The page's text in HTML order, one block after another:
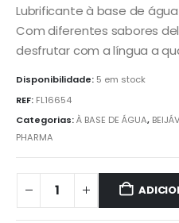
Lubrificante à base de
Com diferentes sabores
desfrutar com a língua a
Disponibilidade: 5 em stock
REF: FL16654
Categorias:À BASE DE ÁGUA,
PHARMA